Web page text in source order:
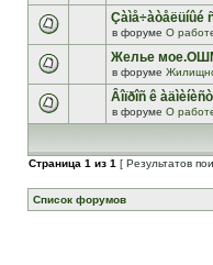
Çàìå÷àòåëüíûé
в форуме О
Желье
в форуме
Âîïðîñ ê
в форуме О
Страница 1 из 1 [ Результатов
Список форумов